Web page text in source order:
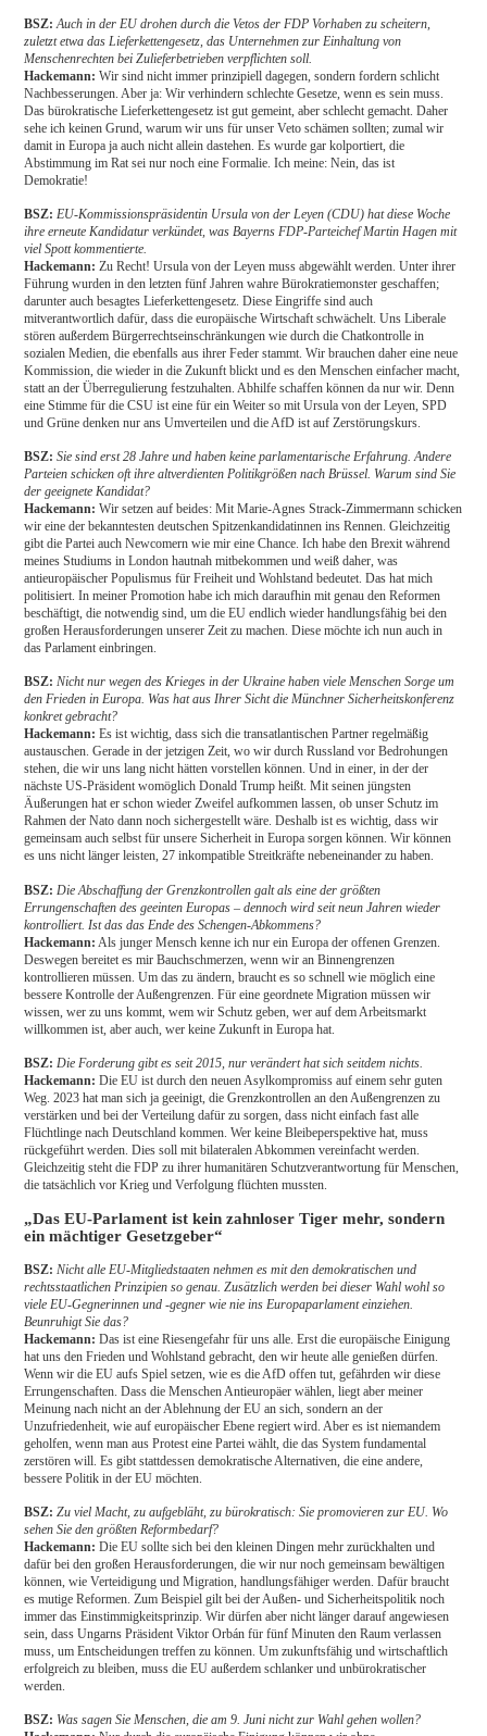
BSZ: Auch in der EU drohen durch die Vetos der FDP Vorhaben zu scheitern,
zuletzt etwa das Lieferkettengesetz, das Unternehmen zur Einhaltung von
Menschenrechten bei Zulieferbetrieben verpflichten soll.
Hackemann: Wir sind nicht immer prinzipiell dagegen, sondern fordern schlicht
Nachbesserungen. Aber ja: Wir verhindern schlechte Gesetze, wenn es sein muss.
Das bürokratische Lieferkettengesetz ist gut gemeint, aber schlecht gemacht. Daher
sehe ich keinen Grund, warum wir uns für unser Veto schämen sollten; zumal wir
damit in Europa ja auch nicht allein dastehen. Es wurde gar kolportiert, die
Abstimmung im Rat sei nur noch eine Formalie. Ich meine: Nein, das ist
Demokratie!
BSZ: EU-Kommissionspräsidentin Ursula von der Leyen (CDU) hat diese Woche
ihre erneute Kandidatur verkündet, was Bayerns FDP-Parteichef Martin Hagen mit
viel Spott kommentierte.
Hackemann: Zu Recht! Ursula von der Leyen muss abgewählt werden. Unter ihrer
Führung wurden in den letzten fünf Jahren wahre Bürokratiemonster geschaffen;
darunter auch besagtes Lieferkettengesetz. Diese Eingriffe sind auch
mitverantwortlich dafür, dass die europäische Wirtschaft schwächelt. Uns Liberale
stören außerdem Bürgerrechtseinschränkungen wie durch die Chatkontrolle in
sozialen Medien, die ebenfalls aus ihrer Feder stammt. Wir brauchen daher eine neue
Kommission, die wieder in die Zukunft blickt und es den Menschen einfacher macht,
statt an der Überregulierung festzuhalten. Abhilfe schaffen können da nur wir. Denn
eine Stimme für die CSU ist eine für ein Weiter so mit Ursula von der Leyen, SPD
und Grüne denken nur ans Umverteilen und die AfD ist auf Zerstörungskurs.
BSZ: Sie sind erst 28 Jahre und haben keine parlamentarische Erfahrung. Andere
Parteien schicken oft ihre altverdienten Politikgrößen nach Brüssel. Warum sind Sie
der geeignete Kandidat?
Hackemann: Wir setzen auf beides: Mit Marie-Agnes Strack-Zimmermann schicken
wir eine der bekanntesten deutschen Spitzenkandidatinnen ins Rennen. Gleichzeitig
gibt die Partei auch Newcomern wie mir eine Chance. Ich habe den Brexit während
meines Studiums in London hautnah mitbekommen und weiß daher, was
antieuropäischer Populismus für Freiheit und Wohlstand bedeutet. Das hat mich
politisiert. In meiner Promotion habe ich mich daraufhin mit genau den Reformen
beschäftigt, die notwendig sind, um die EU endlich wieder handlungsfähig bei den
großen Herausforderungen unserer Zeit zu machen. Diese möchte ich nun auch in
das Parlament einbringen.
BSZ: Nicht nur wegen des Krieges in der Ukraine haben viele Menschen Sorge um
den Frieden in Europa. Was hat aus Ihrer Sicht die Münchner Sicherheitskonferenz
konkret gebracht?
Hackemann: Es ist wichtig, dass sich die transatlantischen Partner regelmäßig
austauschen. Gerade in der jetzigen Zeit, wo wir durch Russland vor Bedrohungen
stehen, die wir uns lang nicht hätten vorstellen können. Und in einer, in der der
nächste US-Präsident womöglich Donald Trump heißt. Mit seinen jüngsten
Äußerungen hat er schon wieder Zweifel aufkommen lassen, ob unser Schutz im
Rahmen der Nato dann noch sichergestellt wäre. Deshalb ist es wichtig, dass wir
gemeinsam auch selbst für unsere Sicherheit in Europa sorgen können. Wir können
es uns nicht länger leisten, 27 inkompatible Streitkräfte nebeneinander zu haben.
BSZ: Die Abschaffung der Grenzkontrollen galt als eine der größten
Errungenschaften des geeinten Europas – dennoch wird seit neun Jahren wieder
kontrolliert. Ist das das Ende des Schengen-Abkommens?
Hackemann: Als junger Mensch kenne ich nur ein Europa der offenen Grenzen.
Deswegen bereitet es mir Bauchschmerzen, wenn wir an Binnengrenzen
kontrollieren müssen. Um das zu ändern, braucht es so schnell wie möglich eine
bessere Kontrolle der Außengrenzen. Für eine geordnete Migration müssen wir
wissen, wer zu uns kommt, wem wir Schutz geben, wer auf dem Arbeitsmarkt
willkommen ist, aber auch, wer keine Zukunft in Europa hat.
BSZ: Die Forderung gibt es seit 2015, nur verändert hat sich seitdem nichts.
Hackemann: Die EU ist durch den neuen Asylkompromiss auf einem sehr guten
Weg. 2023 hat man sich ja geeinigt, die Grenzkontrollen an den Außengrenzen zu
verstärken und bei der Verteilung dafür zu sorgen, dass nicht einfach fast alle
Flüchtlinge nach Deutschland kommen. Wer keine Bleibeperspektive hat, muss
rückgeführt werden. Dies soll mit bilateralen Abkommen vereinfacht werden.
Gleichzeitig steht die FDP zu ihrer humanitären Schutzverantwortung für Menschen,
die tatsächlich vor Krieg und Verfolgung flüchten mussten.
„Das EU-Parlament ist kein zahnloser Tiger mehr, sondern
ein mächtiger Gesetzgeber“
BSZ: Nicht alle EU-Mitgliedstaaten nehmen es mit den demokratischen und
rechtsstaatlichen Prinzipien so genau. Zusätzlich werden bei dieser Wahl wohl so
viele EU-Gegnerinnen und -gegner wie nie ins Europaparlament einziehen.
Beunruhigt Sie das?
Hackemann: Das ist eine Riesengefahr für uns alle. Erst die europäische Einigung
hat uns den Frieden und Wohlstand gebracht, den wir heute alle genießen dürfen.
Wenn wir die EU aufs Spiel setzen, wie es die AfD offen tut, gefährden wir diese
Errungenschaften. Dass die Menschen Antieuropäer wählen, liegt aber meiner
Meinung nach nicht an der Ablehnung der EU an sich, sondern an der
Unzufriedenheit, wie auf europäischer Ebene regiert wird. Aber es ist niemandem
geholfen, wenn man aus Protest eine Partei wählt, die das System fundamental
zerstören will. Es gibt stattdessen demokratische Alternativen, die eine andere,
bessere Politik in der EU möchten.
BSZ: Zu viel Macht, zu aufgebläht, zu bürokratisch: Sie promovieren zur EU. Wo
sehen Sie den größten Reformbedarf?
Hackemann: Die EU sollte sich bei den kleinen Dingen mehr zurückhalten und
dafür bei den großen Herausforderungen, die wir nur noch gemeinsam bewältigen
können, wie Verteidigung und Migration, handlungsfähiger werden. Dafür braucht
es mutige Reformen. Zum Beispiel gilt bei der Außen- und Sicherheitspolitik noch
immer das Einstimmigkeitsprinzip. Wir dürfen aber nicht länger darauf angewiesen
sein, dass Ungarns Präsident Viktor Orbán für fünf Minuten den Raum verlassen
muss, um Entscheidungen treffen zu können. Um zukunftsfähig und wirtschaftlich
erfolgreich zu bleiben, muss die EU außerdem schlanker und unbürokratischer
werden.
BSZ: Was sagen Sie Menschen, die am 9. Juni nicht zur Wahl gehen wollen?